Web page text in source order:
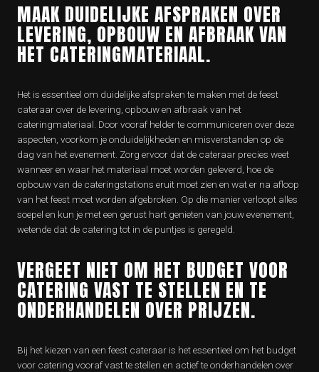
MAAK DUIDELIJKE AFSPRAKEN OVER
LEVERING, OPBOUW EN AFBRAAK VAN
HET CATERINGMATERIAAL.
Het is essentieel om duidelijke afspraken te maken met de feest
cateraar over de levering, opbouw en afbraak van het
cateringmateriaal. Door vooraf helder te communiceren over deze
aspecten, voorkom je onduidelijkheden en misverstanden op de
dag van het evenement. Zorg ervoor dat de cateraar precies weet
wanneer en waar het materiaal moet worden geleverd, hoe de
opbouw van de cateringstations eruit moet zien en wat er na afloop
van het feest moet worden afgebroken. Op die manier verloopt alles
soepel en kun je met een gerust hart genieten van jouw evenement,
wetende dat de catering tot in de puntjes is geregeld.
VERGEET NIET OM HET BUDGET VOOR
CATERING VAST TE STELLEN EN TE
ONDERHANDELEN OVER PRIJZEN.
Bij het kiezen van een feest cateraar is het essentieel om het budget
voor catering vooraf vast te stellen en actief te onderhandelen over